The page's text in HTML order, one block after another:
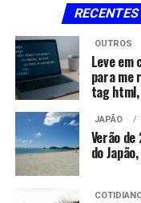
RECENTES
OUTROS
Leve em
para me
tag
JAPÃO
Verão
do